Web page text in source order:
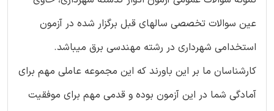
عین سوالات تخصصی سالهای قبل برگزار شده در آزمون
استخدامی شهرداری در رشته مهندسی برق میباشد.
کارشناسان ما بر این باورند که این مجموعه عاملی مهم برای
آمادگی شما در این آزمون بوده و قدمی مهم برای موفقیت